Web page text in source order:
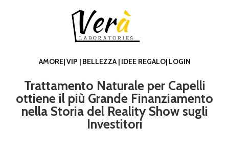
AMORE|VIP | BELLEZZA | IDEE REGALO| LOGIN
Trattamento Naturale per Capelli
ottiene il più Grande Finanziamento
nella Storia del Reality Show sugli
Investitori